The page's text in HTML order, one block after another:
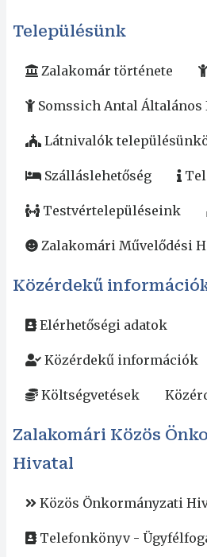
Településünk
Zalakomár története
Somssich Antal
Látnivalók
Szálláslehetőség
Testvértelepüléseink
Zalakomári Művelődési
Közérdekű
Elérhetőségi adatok
Közérdekű információk
Költségvetések
Zalakomári Közös
Hivatal
Közös Önkormányzati
Telefonkönyv -